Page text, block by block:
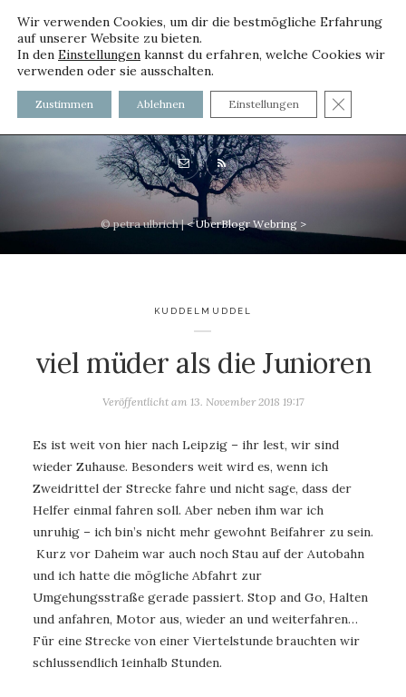
voller worte - mit und ohne
Innenfutter
© petra ulbrich |< UberBlogr Webring >
KUDDELMUDDEL
viel müder als die Junioren
Veröffentlicht am 13. November 2018 19:17
Es ist weit von hier nach Leipzig – ihr lest, wir sind
wieder Zuhause. Besonders weit wird es, wenn ich
Zweidrittel der Strecke fahre und nicht sage, dass der
Helfer einmal fahren soll. Aber neben ihm war ich
unruhig – ich bin’s nicht mehr gewohnt Beifahrer zu sein.
Kurz vor Daheim war auch noch Stau auf der Autobahn
und ich hatte die mögliche Abfahrt zur
Umgehungsstraße gerade passiert. Stop and Go, Halten
und anfahren, Motor aus, wieder an und weiterfahren…
Für eine Strecke von einer Viertelstunde brauchten wir
schlussendlich 1einhalb Stunden.
Wir verwenden Cookies, um dir die bestmögliche Erfahrung
auf unserer Website zu bieten.
In den Einstellungen kannst du erfahren, welche Cookies wir
verwenden oder sie ausschalten.
Zustimmen Ablehnen Einstellungen GDPR